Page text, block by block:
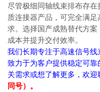
尽管极细同轴线束排布存
质连接器产品，可完全满
求。选择国产成熟替代方
成本并提升交付效率。
我们长期专注于高速信号
致力于为客户提供稳定可
关需求或想了解更多，欢
同号）。